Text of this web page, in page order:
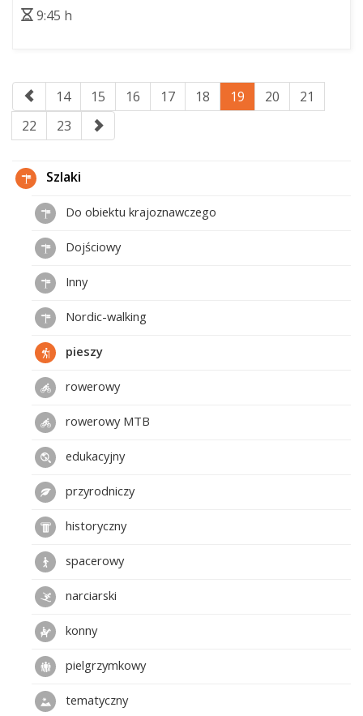
9:45 h
14 15 16 17 18 19 20
21
22
23
Szlaki
Do obiektu krajoznawczego
Dojściowy
Inny
Nordic-walking
pieszy
rowerowy
rowerowy MTB
edukacyjny
przyrodniczy
historyczny
spacerowy
narciarski
konny
pielgrzymkowy
tematyczny